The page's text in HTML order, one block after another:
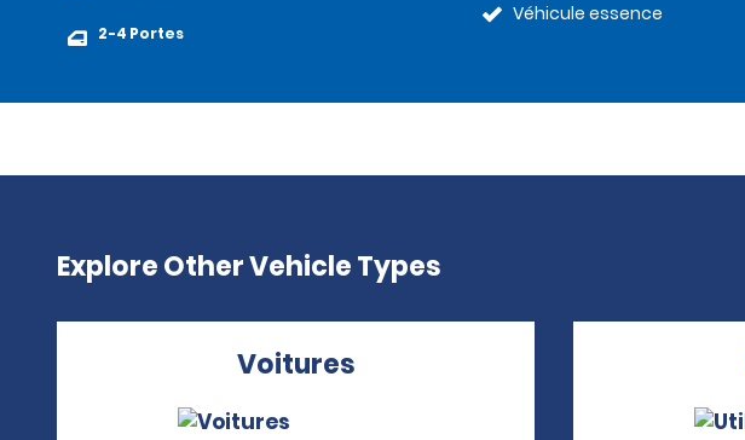
2-4 Portes
Véhicule essence
Explore Other Vehicle Types
Voitures